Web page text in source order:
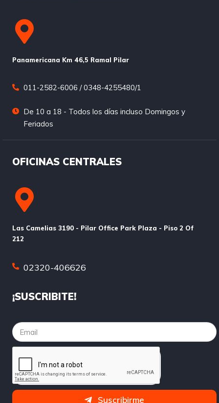
Panamericana Km 46,5 Ramal Pilar
011-2582-6006 / 0348-4255480/1
De 10 a 18 - Todos los días incluso Domingos y
Feriados
OFICINAS CENTRALES
Las Camelias 3190 - Pilar Office Park Plaza - Piso 2 Of
212
02320-406626
¡SUSCRIBITE!
Suscribirme